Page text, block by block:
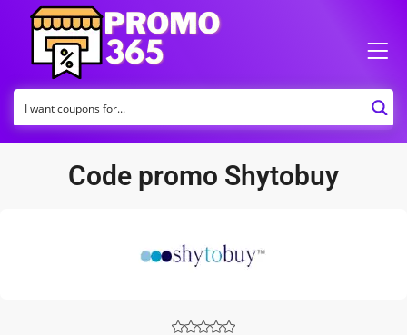
Code promo Shytobuy